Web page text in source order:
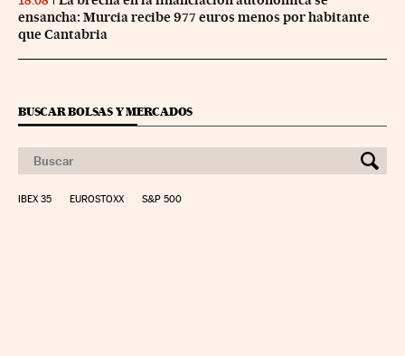
ensancha: Murcia recibe 977 euros menos por habitante
que Cantabria
BUSCAR BOLSAS Y MERCADOS
IBEX 35 EUROSTOXX S&P 500